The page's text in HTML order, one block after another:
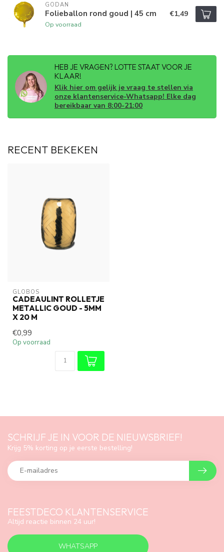
GODAN
Folieballon rond goud | 45 cm
Op voorraad
€1,49
HEB JE VRAGEN? LOTTE STAAT VOOR JE
KLAAR!
Klik hier om gelijk je vraag te stellen via
onze klantenservice-Whatsapp! Elke dag
bereikbaar van 8:00-21:00
RECENT BEKEKEN
GLOBOS
CADEAULINT ROLLETJE
METALLIC GOUD - 5MM
X 20 M
€0,99
Op voorraad
FEESTDECO KLANTENSERVICE
Altijd reactie binnen 24 uur!
WHATSAPP
SCHRIJF JE IN VOOR DE NIEUWSBRIEF!
Krijg 5% korting op je eerste bestelling!